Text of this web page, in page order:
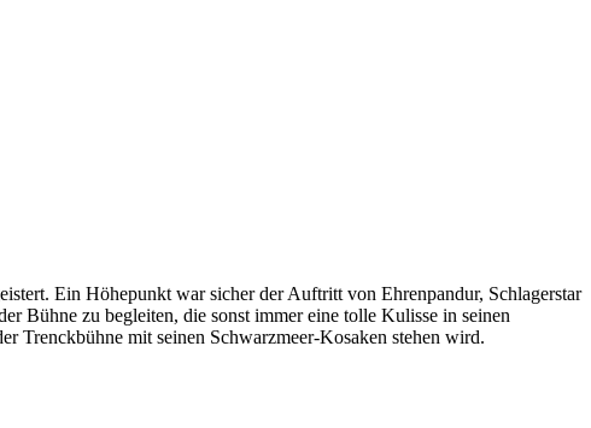
Ein Höhepunkt war sicher der Auftritt von Ehrenpandur, Schlagerstar
Bühne zu begleiten, die sonst immer eine tolle Kulisse in seinen
Trenckbühne mit seinen Schwarzmeer-Kosaken stehen wird.